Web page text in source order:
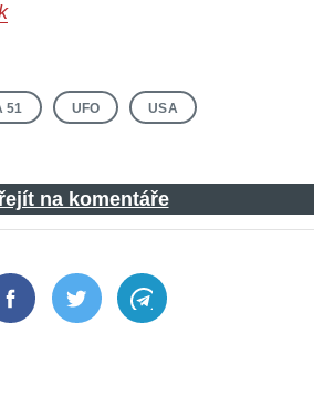
51 UFO USA
na komentáře
FacebookTwitter Telegram